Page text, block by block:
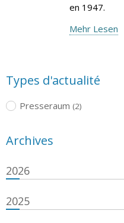
en 1947.
Mehr Lesen
Types d'actualité
Presseraum (2)
Archives
2026
2025